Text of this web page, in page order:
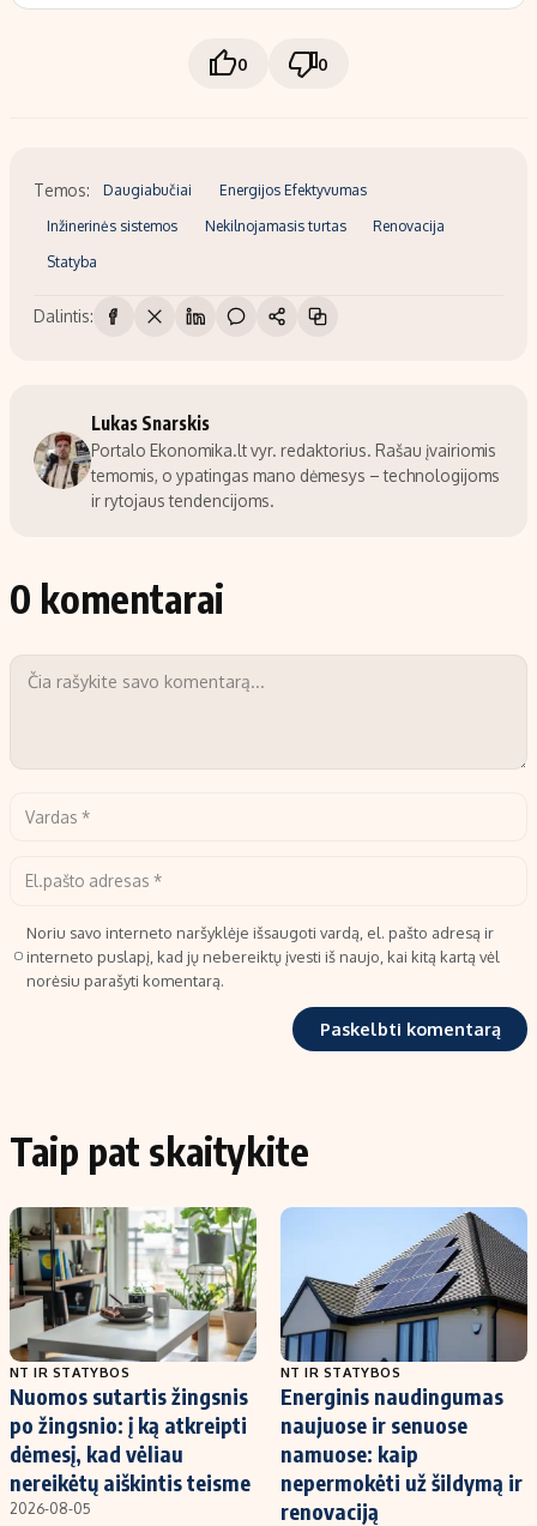
0 0
Temos: Daugiabučiai Energijos Efektyvumas
Inžinerinės sistemos Nekilnojamasis turtas Renovacija
Statyba
Dalintis:
Lukas Snarskis
Portalo Ekonomika.lt vyr. redaktorius. Rašau įvairiomis
temomis, o ypatingas mano dėmesys – technologijoms
ir rytojaus tendencijoms.
0 komentarai
Noriu savo interneto naršyklėje išsaugoti vardą, el. pašto adresą ir
interneto puslapį, kad jų nebereiktų įvesti iš naujo, kai kitą kartą vėl
norėsiu parašyti komentarą.
Taip pat skaitykite
NT IR STATYBOS
Nuomos sutartis žingsnis
po žingsnio: į ką atkreipti
dėmesį, kad vėliau
nereikėtų aiškintis teisme
2026-08-05
NT IR STATYBOS
Energinis naudingumas
naujuose ir senuose
namuose: kaip
nepermokėti už šildymą ir
renovaciją